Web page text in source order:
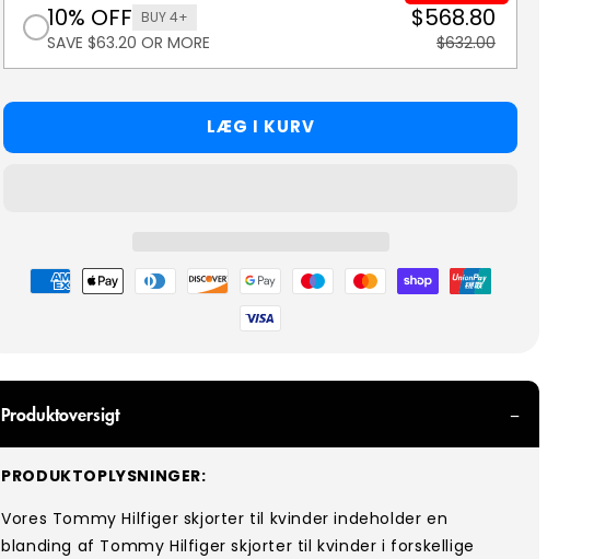
10% OFF BUY 4+
SAVE $63.20 OR MORE
$568.80
$632.00
LÆG I KURV
Betalingsmetoder
Produktoversigt
PRODUKTOPLYSNINGER:
Vores Tommy Hilfiger skjorter til kvinder indeholder en
blanding af Tommy Hilfiger skjorter til kvinder i forskellige